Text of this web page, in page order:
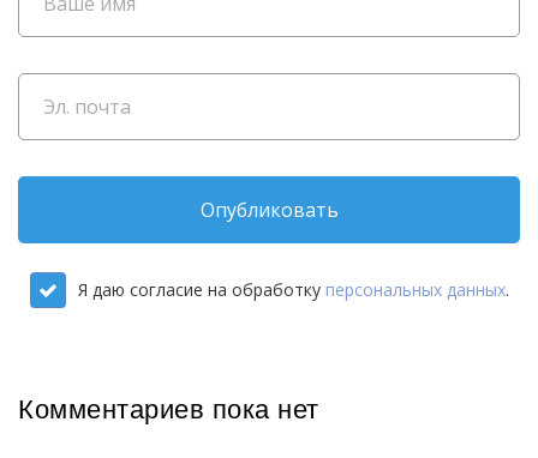
Опубликовать
Я даю согласие на обработку персональных данных.
Комментариев пока нет